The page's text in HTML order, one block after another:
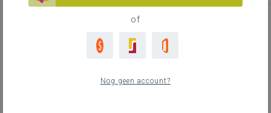
Het kompas van je klas. 75
of
Nog geen account?